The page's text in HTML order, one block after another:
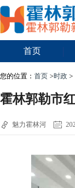
首页
您的位置： 首页 >时政 >
霍林郭勒市
魅力霍林河